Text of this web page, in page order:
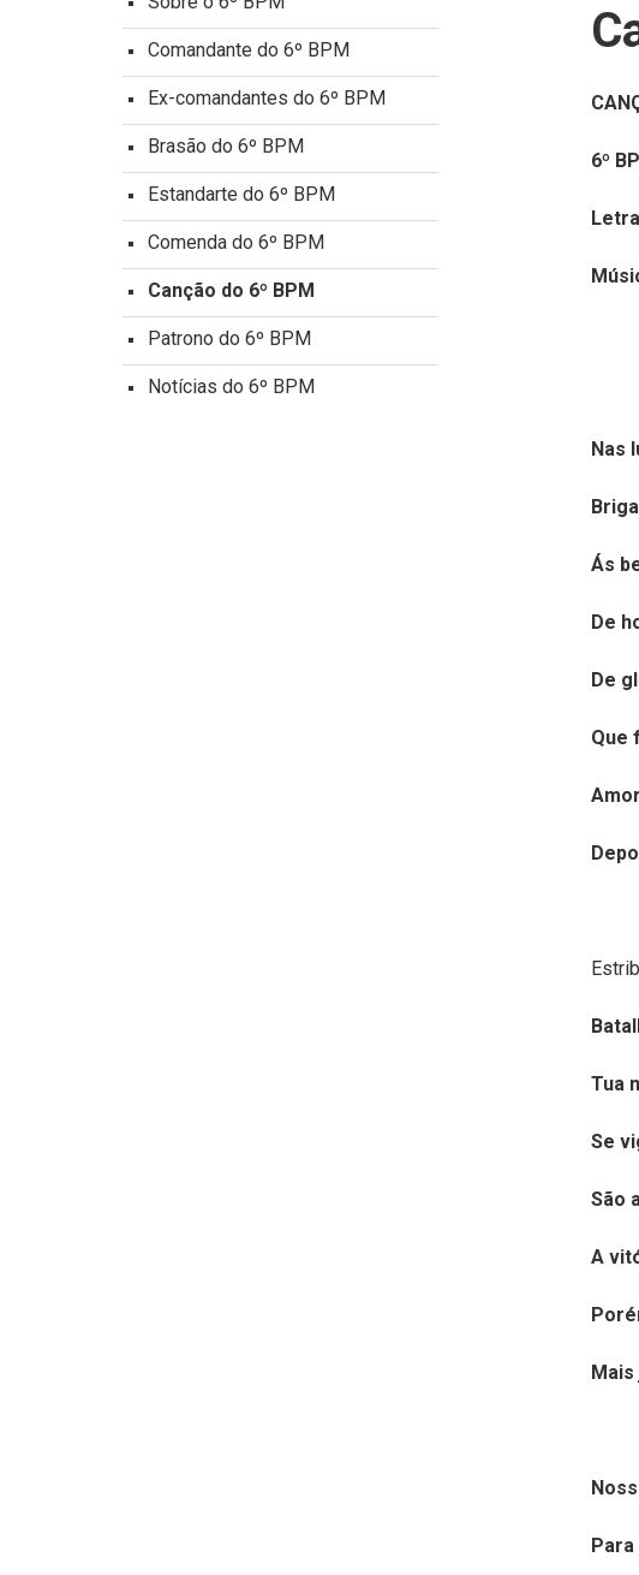
6º
Nas
Ás
De
De
Que
Tua
Se
São
A
Para
Comandante do 6º BPM
Ex-comandantes do 6º BPM
Brasão do 6º BPM
Estandarte do 6º BPM
Comenda do 6º BPM
Canção do 6º BPM
Patrono do 6º BPM
Notícias do 6º BPM